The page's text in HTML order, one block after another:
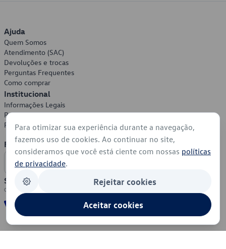
Ajuda
Quem Somos
Atendimento (SAC)
Devoluções e trocas
Perguntas Frequentes
Como comprar
Institucional
Informações Legais
Política de Privacidade
Política de Cookies
Formas de Pagamento
Segurança
Para otimizar sua experiência durante a navegação,
fazemos uso de cookies. Ao continuar no site,
consideramos que você está ciente com nossas políticas
de privacidade.
Rejeitar cookies
Aceitar cookies